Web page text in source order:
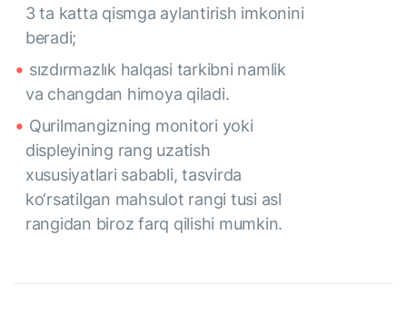
3 ta katta qismga aylantirish imkonini
beradi;
sızdırmazlık halqasi tarkibni namlik
va changdan himoya qiladi.
Qurilmangizning monitori yoki
displeyining rang uzatish
xususiyatlari sababli, tasvirda
ko‘rsatilgan mahsulot rangi tusi asl
rangidan biroz farq qilishi mumkin.